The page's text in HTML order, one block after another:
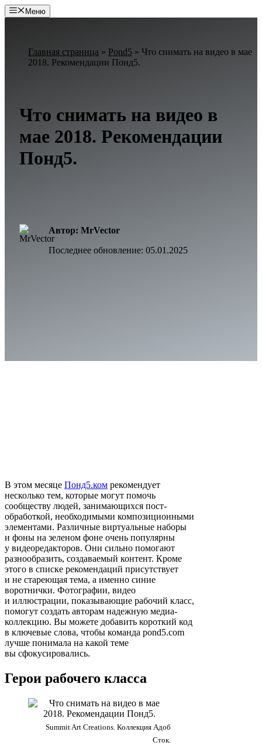
Перейти
к
Меню
Главная страница » Pond5 » Что снимать на видео в мае
2018. Рекомендации Понд5.
Что снимать на видео в
мае 2018. Рекомендации
Понд5.
Автор: MrVector
Последнее обновление: 05.01.2025
В этом месяце Понд5.ком рекомендует
несколько тем, которые могут помочь
сообществу людей, занимающихся пост-
обработкой, необходимыми композиционными
элементами. Различные виртуальные наборы
и фоны на зеленом фоне очень популярны
у видеоредакторов. Они сильно помогают
разнообразить, создаваемый контент. Кроме
этого в списке рекомендаций присутствует
и не стареющая тема, а именно синие
воротнички. Фотографии, видео
и иллюстрации, показывающие рабочий класс,
помогут создать авторам надежную медиа-
коллекцию. Вы можете добавить короткий код
в ключевые слова, чтобы команда pond5.com
лучше понимала на какой теме
вы сфокусировались.
Герои рабочего класса
Summit Art Creations. Коллекция Адоб
Сток.